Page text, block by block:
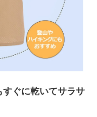
ぐに乾いてサラサ